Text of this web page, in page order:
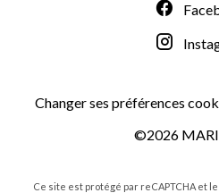
Changer ses préférences
©2026
Ce site est protégé par reCAPTCHA et